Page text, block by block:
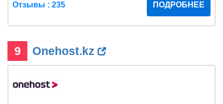
Отзывы : 235 ПОДРОБНЕЕ
9 Onehost.kz